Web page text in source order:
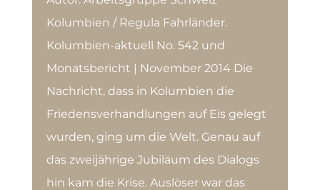
Kolumbien / Regula Fahrländer.
Kolumbien-aktuell No. 542 und
Monatsbericht | November 2014 Die
Nachricht, dass in Kolumbien die
Friedensverhandlungen auf Eis gelegt
wurden, ging um die Welt. Genau auf
das zweijährige Jubiläum des Dialogs
hin kam die Krise. Auslöser war das